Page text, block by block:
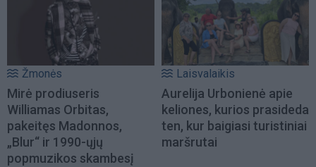
Žmonės
Mirė prodiuseris
Williamas Orbitas,
pakeitęs Madonnos,
„Blur“ ir 1990-ųjų
popmuzikos skambesį
Laisvalaikis
Aurelija Urbonienė apie
keliones, kurios prasideda
ten, kur baigiasi turistiniai
maršrutai